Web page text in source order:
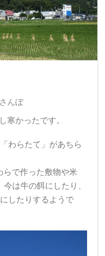
んぽ
かったです。
わらたて」があちら
で作った敷物や米
は牛の餌にしたり、
したりするようで